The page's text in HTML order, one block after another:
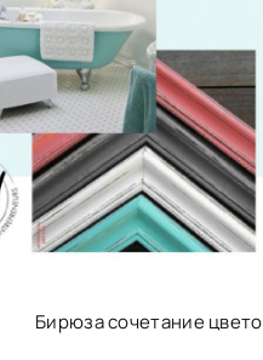
Бирюза сочетание